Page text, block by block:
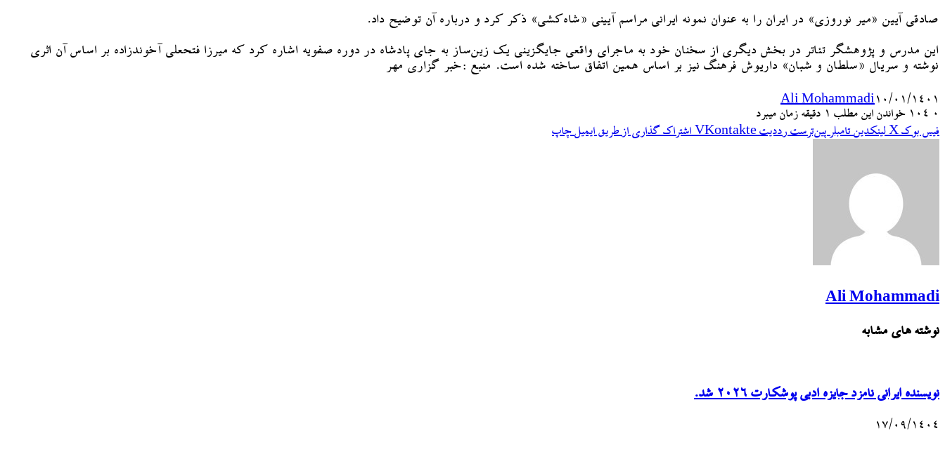
صادقی آیین «میر نوروزی» در ایران را به عنوان نمونه ایرانی مراسم آیینی «شاه‌کشی» ذکر کرد و درباره آن توضیح داد.
این مدرس و پژوهشگر تئاتر در بخش دیگری از سخنان خود به ماجرای واقعی جایگزینی یک زین‌ساز به جای پادشاه در دوره صفویه اشاره کرد که میرزا فتحعلی آخوندزاده بر اساس آن اثری
نوشته و سریال «سلطان و شبان» داریوش فرهنگ نیز بر اساس همین اتفاق ساخته شده است. منبع :خبر گزاری مهر
Ali Mohammadi۱۰/۰۱/۱۴۰۱
۰
خواندن این مطلب 1 دقیقه زمان میبرد
فیس بوک X لینکدین ‫تامبلر ‫پین‌ترست ‫رددیت ‫VKontakte اشتراک گذاری از طریق ایمیل چاپ
Ali Mohammadi
نوشته های مشابه
نویسنده ایرانی نامزد جایزه ادبی پوشکارت ۲۰۲۶ شد.
۱۷/۰۹/۱۴۰۴